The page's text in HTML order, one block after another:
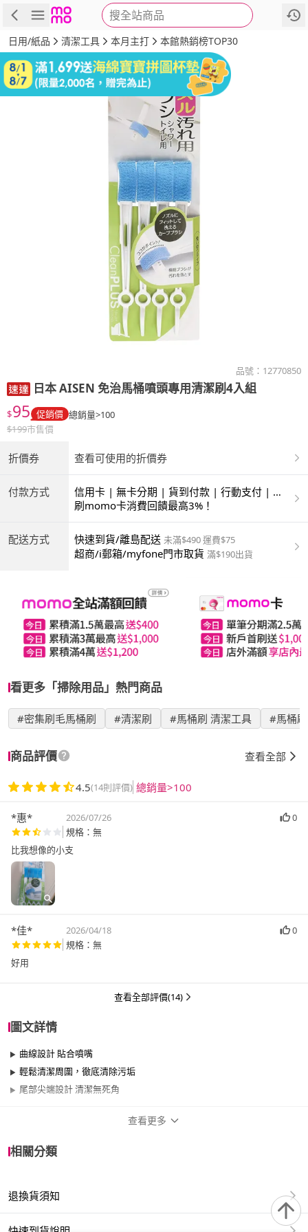
搜全站商品
商品 評價 詳情
日用/紙品 清潔工具 本月主打 本館熱銷榜TOP30
品號： 12770850
日本 AISEN 免治馬桶噴頭專用清潔刷4入組
$95 促銷價 總銷量>100
$199市售價
折價券 查看可使用的折價券
付款方式
信用卡 | 無卡分期 | 貨到付款 | 行動支付 | 超
商付款 | ATM | 銀聯卡
刷momo卡消費回饋最高3%！
配送方式 快速到貨/離島配送 未滿$490 運費$75
超商/i郵箱/myfone門市取貨 滿$190出貨
看更多「掃除用品」熱門商品
#密集刷毛馬桶刷 #清潔刷 #馬桶刷 清潔工具 #馬桶
商品評價 查看全部
4.5(14則評價) 總銷量>100
*惠* 2026/07/26
0
規格：無
比我想像的小支
*佳* 2026/04/18
0
規格：無
好用
查看全部評價(14)
圖文詳情
曲線設計 貼合噴嘴
輕鬆清潔周圍，徹底清除污垢
尾部尖端設計 清潔無死角
規格：4入裝
查看更多
相關分類
退換貨須知